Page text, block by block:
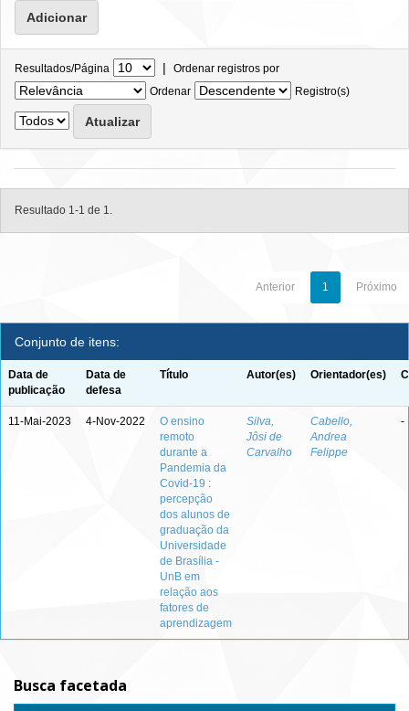
Resultados/Página | Ordenar registros por
Ordenar
Registro(s)
Resultado 1-1 de 1.
Anterior 1 Próximo
Conjunto de itens:
Data de
publicação
Data de
defesa
Título Autor(es) Orientador(es)
11-Mai-2023 4-Nov-2022
O ensino
remoto
durante a
Pandemia da
Covid-19 :
percepção
dos alunos de
graduação da
Universidade
de Brasília -
UnB em
relação aos
fatores de
aprendizagem
Silva,
Jôsi de
Carvalho
Cabello,
Andrea
Felippe
-
Busca facetada